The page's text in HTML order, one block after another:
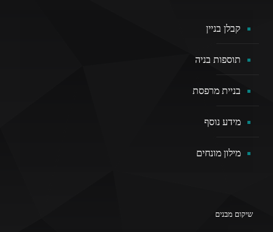
קבלן בניין
תוספות בניה
בניית מרפסת
מידע נוסף
מילון מונחים
שיקום מבנים